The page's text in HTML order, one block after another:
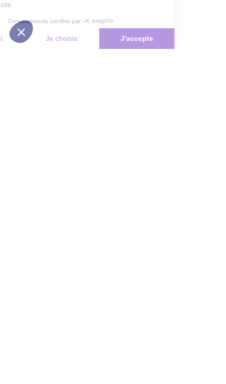
page de notre site.
Consentements certifiés par
Non merci Je choisis